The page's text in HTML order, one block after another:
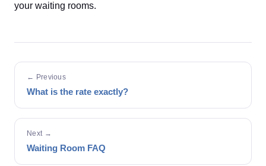
your waiting rooms.
← Previous
What is the rate exactly?
Next →
Waiting Room FAQ